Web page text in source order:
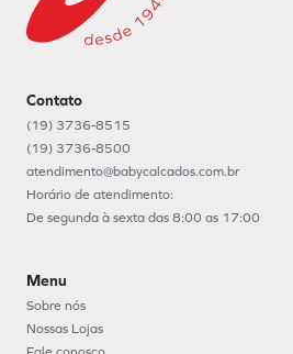
Contato
(19) 3736-8515
(19) 3736-8500
atendimento@babycalcados.com.br
Horário de atendimento:
De segunda à sexta das 8:00 as 17:00
Menu
Sobre nós
Nossas Lojas